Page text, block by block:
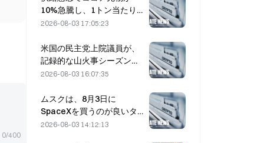
0/400
10%急騰し、1トン当たり
6,000ドルに接近
2026-08-03 17:05:23
米国の民主党上院議員が、
記録的な山火事シーズンを
背景に、CFTCに対して山
よう求める
2026-08-03 16:07:35
ムスクは、8月3日に
SpaceXを買うのが良いタ
イミングだと、現在の見解
2026-08-03 14:12:13